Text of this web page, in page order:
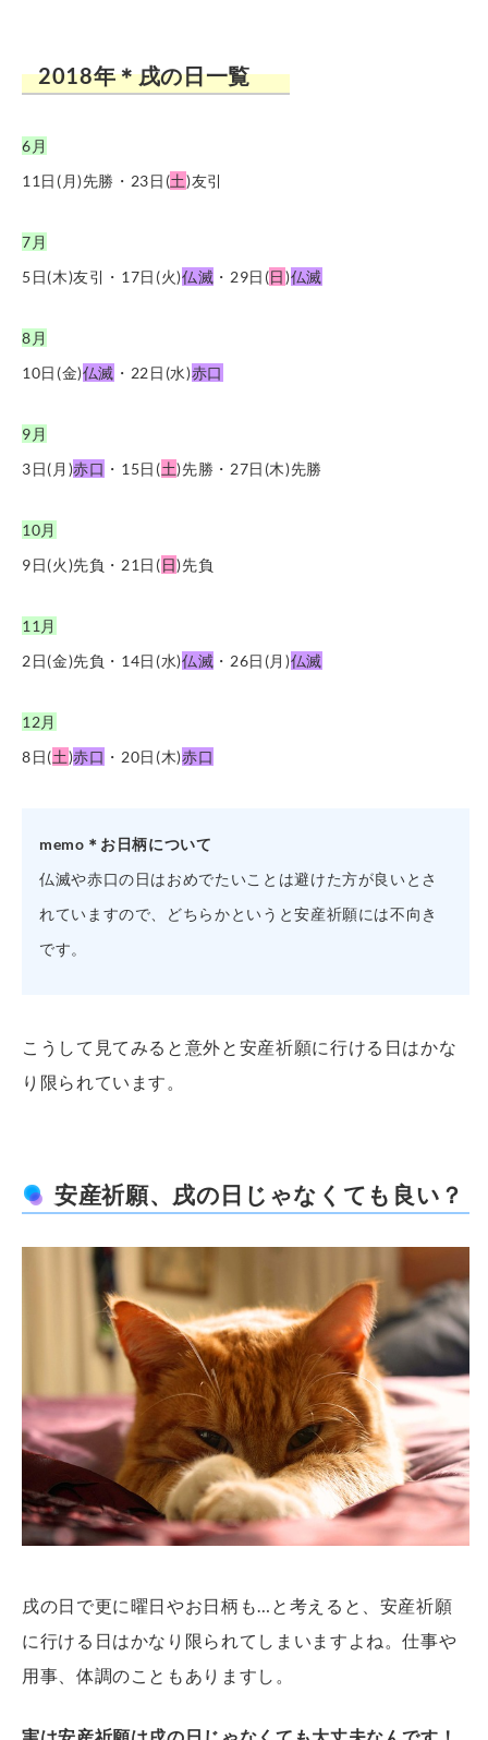
2018年＊戌の日一覧
6月
11日(月)先勝・23日(土)友引
7月
5日(木)友引・17日(火)仏滅 ・29日(日)仏滅
8月
10日(金)仏滅 ・22日(水)赤口
9月
3日(月)赤口 ・15日(土)先勝・27日(木)先勝
10月
9日(火)先負・21日(日)先負
11月
2日(金)先負・14日(水)仏滅 ・26日(月)仏滅
12月
8日(土)赤口 ・20日(木)赤口
memo＊お日柄について
仏滅や赤口の日はおめでたいことは避けた方が良いとさ
れていますので、どちらかというと安産祈願には不向き
です。
こうして見てみると意外と安産祈願に行ける日はかな
り限られています。
安産祈願、戌の日じゃなくても良い？
戌の日で更に曜日やお日柄も…と考えると、安産祈願
に行ける日はかなり限られてしまいますよね。仕事や
用事、体調のこともありますし。